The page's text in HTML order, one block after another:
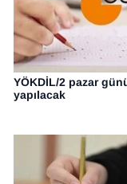
YÖKDİL/2 pazar
yapılacak